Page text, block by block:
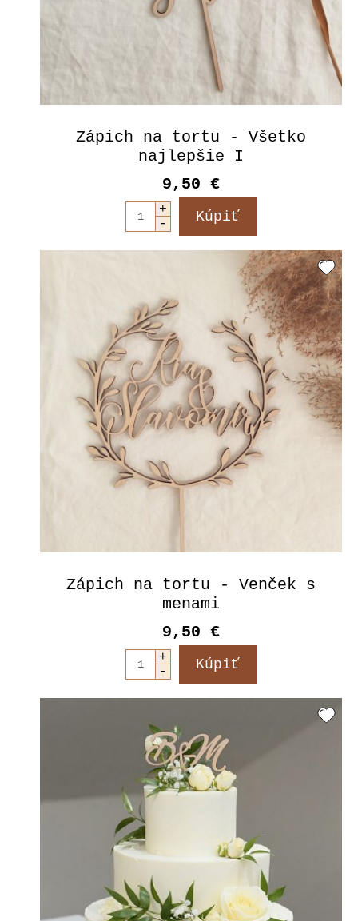
Zápich na tortu - Všetko
najlepšie I
9,50 €
Zápich na tortu - Venček s
menami
9,50 €